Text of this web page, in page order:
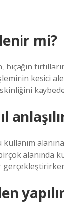
mi?
bıçağın
kesici
alanında